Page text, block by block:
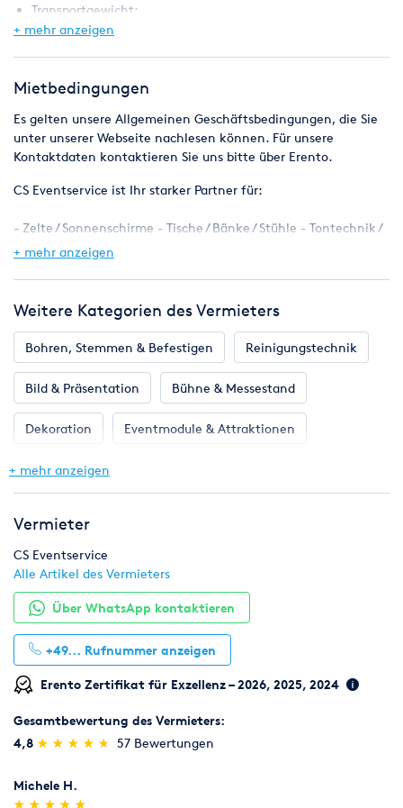
Transportgewicht:
Mit Kurbel
Schraubverschluss zum sicheren Verschließen der Trommel
+ mehr anzeigen
Mietbedingungen
Es gelten unsere Allgemeinen Geschäftsbedingungen, die Sie
unter unserer Webseite nachlesen können. Für unsere
Kontaktdaten kontaktieren Sie uns bitte über Erento.
CS Eventservice ist Ihr starker Partner für:
- Zelte / Sonnenschirme - Tische / Bänke / Stühle - Tontechnik /
Lichttechnik
Bubbelmaschinen
- Hüpfburgen / Kinder - Skybeamer / Outdoor - Heizungen /
- Deko / Eventmodule - Gastronomie / Catering
All unsere Produkte finden Sie auch in unserem Onlineshop
cseventservice.com
Preise verstehen sich zzgl. gesetzlicher Mehrwertsteuer
+ mehr anzeigen
Weitere Kategorien des Vermieters
Bohren, Stemmen & Befestigen Reinigungstechnik
Bild & Präsentation Bühne & Messestand
Dekoration Eventmodule & Attraktionen
Gastronomie & Bar
Möbel Pflanzen
Ton & Beschallung Zelte & Zeltsysteme
+ mehr anzeigen
Vermieter
CS Eventservice
Alle Artikel des Vermieters
Über WhatsApp kontaktieren
+49... Rufnummer anzeigen
Erento Zertifikat für Exzellenz – 2026, 2025, 2024
Gesamtbewertung des Vermieters:
4,8 (*)
★
★
(*) ★
★
(*) ★
★
(*) ★
★
(*) ★
★ 57 Bewertungen
Michele H.
(*)
★
★
(*) ★
★
(*) ★
★
(*) ★
★
(*) ★
★